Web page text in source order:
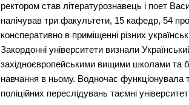
ректором став літературознавець і поет
налічував три факультети, 15 кафедр, 54
консперативно в приміщенні різних
Закордонні університети визнали
західноєвропейськими вищими школами та
навчання в ньому. Водночас функціонувала
поліційних переслідувань таємні